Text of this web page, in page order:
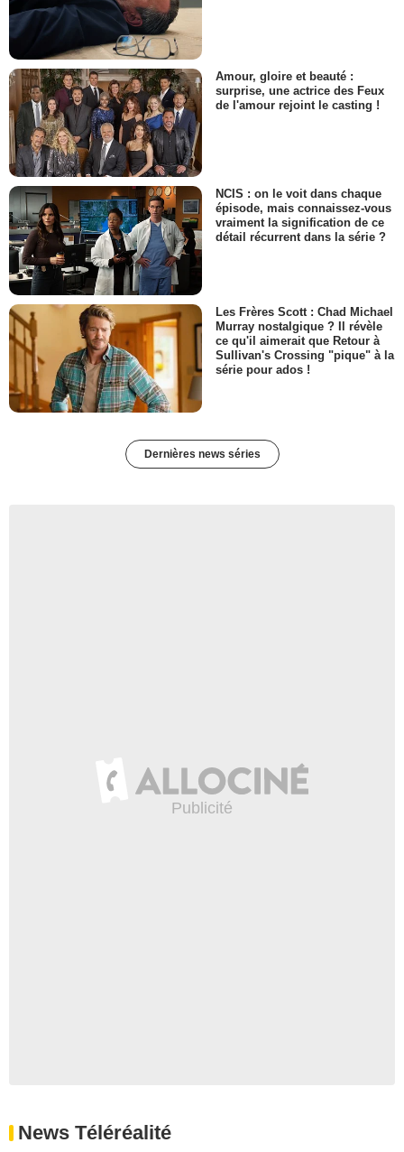
Amour, gloire et beauté :
surprise, une actrice des Feux
de l'amour rejoint le casting !
NCIS : on le voit dans chaque
épisode, mais connaissez-vous
vraiment la signification de ce
détail récurrent dans la série ?
Les Frères Scott : Chad Michael
Murray nostalgique ? Il révèle
ce qu'il aimerait que Retour à
Sullivan's Crossing "pique" à la
série pour ados !
Dernières news séries
News Téléréalité